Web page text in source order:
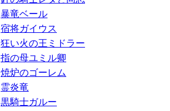
暴竜ベール
宿将ガイウス
狂い火の王ミドラー
指の母ユミル卿
焼炉のゴーレム
霊炎竜
黒騎士ガルー